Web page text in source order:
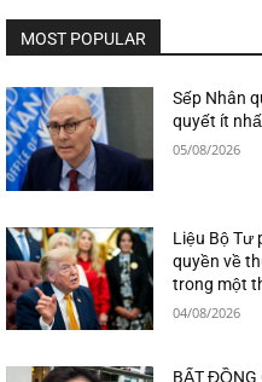
MOST POPULAR
Sếp Nhân
quyết ít
05/08/2026
Liệu Bộ Tư
quyền về
trong một
04/08/2026
BẤT ĐỒNG